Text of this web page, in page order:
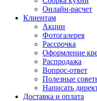
Онлайн-расчет
Клиентам
Акции
Фотогалерея
Рассрочка
Оформление
Распродажа
Вопрос-ответ
Полезные
Написать
Доставка и оплата